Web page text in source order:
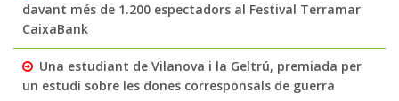
davant més de 1.200 espectadors al Festival Terramar
CaixaBank
Una estudiant de Vilanova i la Geltrú, premiada per
un estudi sobre les dones corresponsals de guerra